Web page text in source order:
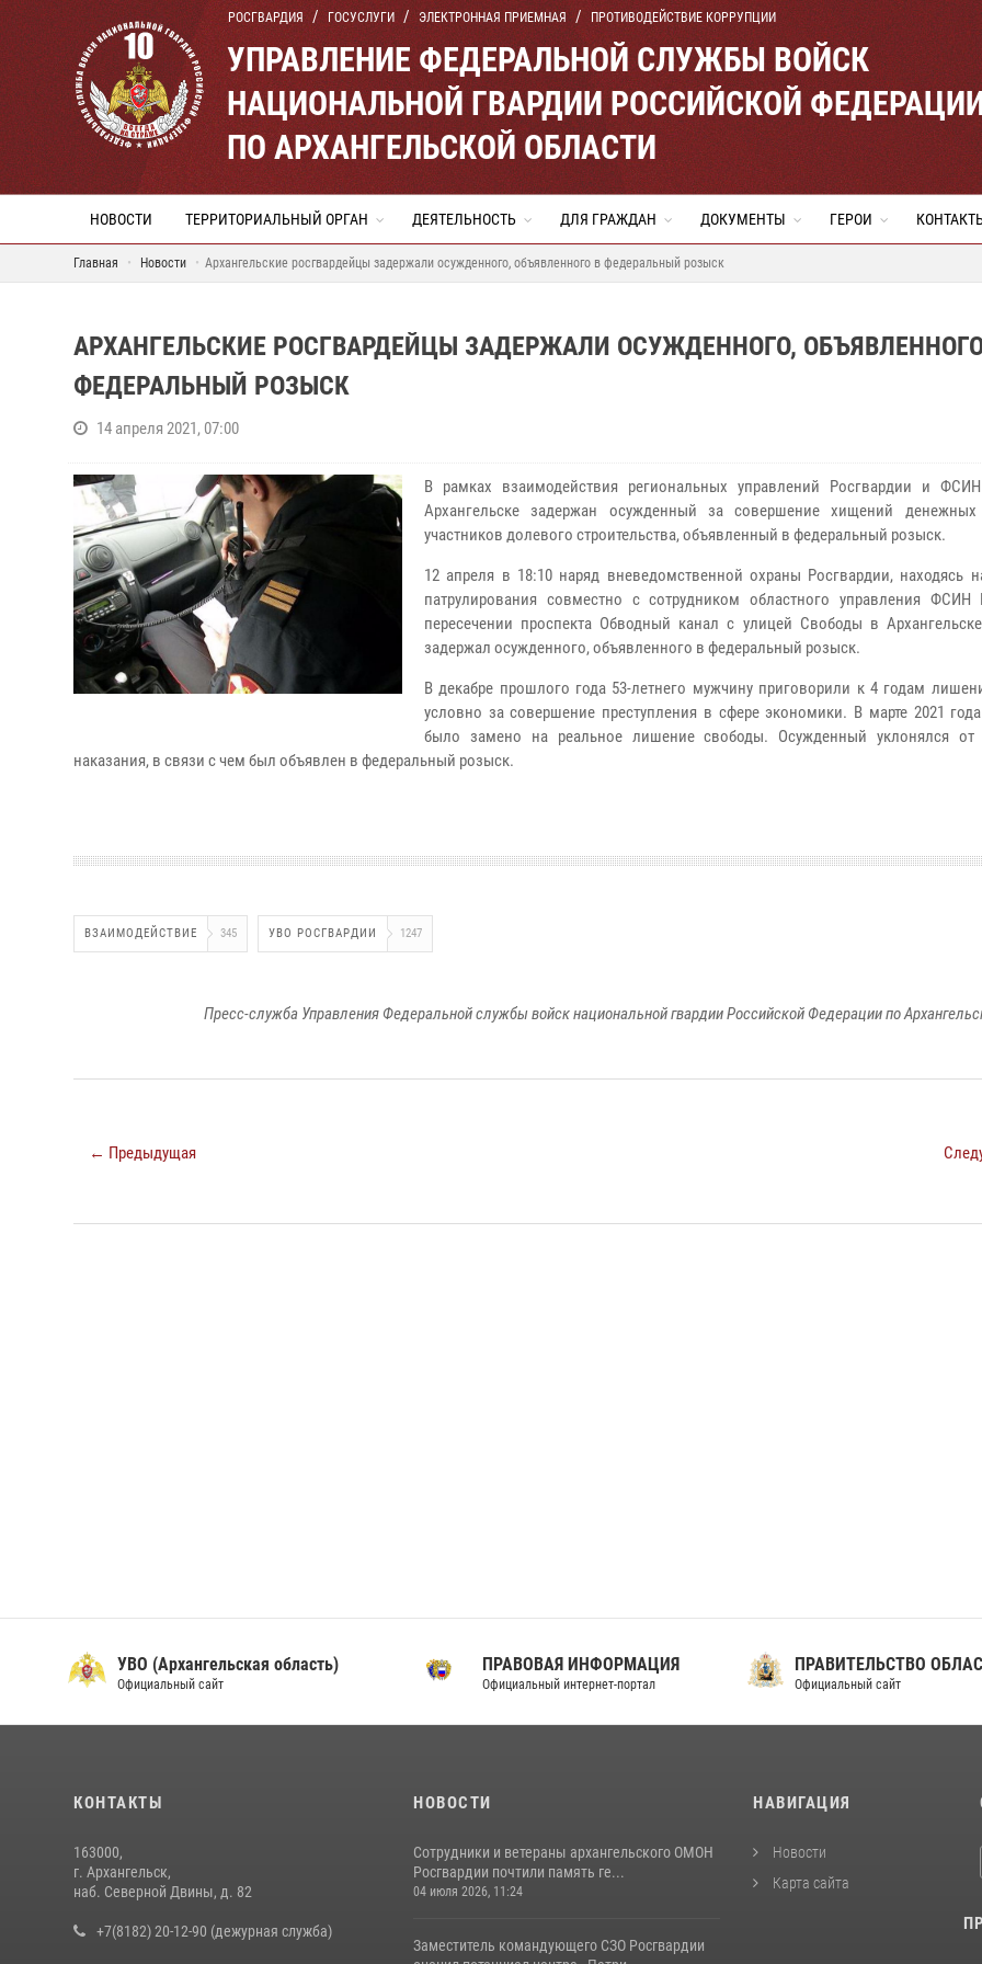
РОСГВАРДИЯ ГОСУСЛУГИ ЭЛЕКТРОННАЯ ПРИЕМНАЯ ПРОТИВОДЕЙСТВИЕ КОРРУПЦИИ
УПРАВЛЕНИЕ ФЕДЕРАЛЬНОЙ СЛУЖБЫ ВОЙСК
НАЦИОНАЛЬНОЙ ГВАРДИИ РОССИЙСКОЙ
ПО АРХАНГЕЛЬСКОЙ ОБЛАСТИ
НОВОСТИ ТЕРРИТОРИАЛЬНЫЙ ОРГАН ДЕЯТЕЛЬНОСТЬ ДЛЯ ГРАЖДАН ДОКУМЕНТЫ ГЕРОИ
Главная Новости Архангельские росгвардейцы задержали осужденного, объявленного в федеральный розыск
АРХАНГЕЛЬСКИЕ РОСГВАРДЕЙЦЫ ЗАДЕРЖАЛИ ОСУЖДЕННОГО,
ФЕДЕРАЛЬНЫЙ РОЗЫСК
14 апреля 2021, 07:00
В рамках взаимодействия региональных управлений Росгвардии и
Архангельске задержан осужденный за совершение хищений денежных
участников долевого строительства, объявленный в федеральный розыск.
12 апреля в 18:10 наряд вневедомственной охраны Росгвардии, находясь
патрулирования совместно с сотрудником областного управления ФСИН
пересечении проспекта Обводный канал с улицей Свободы в
задержал осужденного, объявленного в федеральный розыск.
В декабре прошлого года 53-летнего мужчину приговорили к 4 годам
условно за совершение преступления в сфере экономики. В марте 2021
было замено на реальное лишение свободы. Осужденный уклонялся от
наказания, в связи с чем был объявлен в федеральный розыск.
ВЗАИМОДЕЙСТВИЕ 345 УВО РОСГВАРДИИ 1247
Пресс-служба Управления Федеральной службы войск национальной гвардии Российской Федерации по
← Предыдущая
УВО (Архангельская область)
Официальный сайт
ПРАВОВАЯ ИНФОРМАЦИЯ
Официальный интернет-портал
ПРАВИТЕЛЬСТВО
Официальный сайт
КОНТАКТЫ
163000,
г. Архангельск,
наб. Северной Двины, д. 82
+7(8182) 20-12-90 (дежурная служба)
НОВОСТИ
Сотрудники и ветераны архангельского ОМОН
Росгвардии почтили память ге...
04 июля 2026, 11:24
Заместитель командующего СЗО Росгвардии
НАВИГАЦИЯ
Новости
Карта сайта